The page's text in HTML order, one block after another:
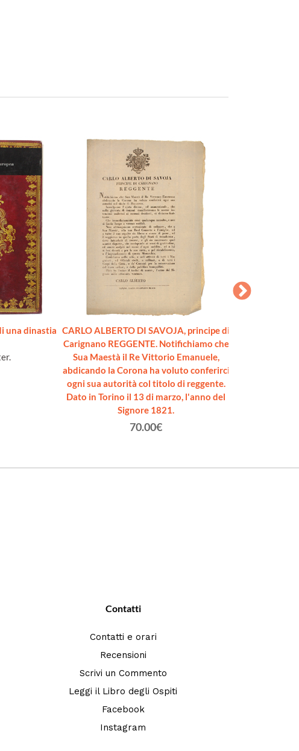
una dinastia CARLO ALBERTO DI SAVOJA, principe di
Carignano REGGENTE. Notifichiamo che
Sua Maestà il Re Vittorio Emanuele,
abdicando la Corona ha voluto conferirci
ogni sua autorità col titolo di reggente.
Dato in Torino il 13 di marzo, l'anno del
Signore 1821.
70.00€
Contatti
Contatti e orari
Recensioni
Scrivi un Commento
Leggi il Libro degli Ospiti
Facebook
Instagram